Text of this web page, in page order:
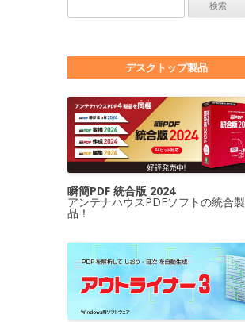
デスクトップ製品
瞬簡PDF 統合版 2024
アンテナハウスPDFソフトの統合製
品！